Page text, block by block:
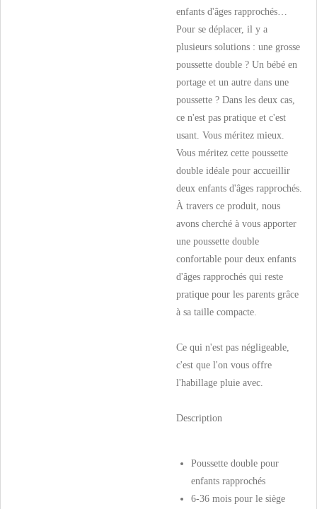
enfants d'âges rapprochés…
Pour se déplacer, il y a
plusieurs solutions : une grosse
poussette double ? Un bébé en
portage et un autre dans une
poussette ? Dans les deux cas,
ce n'est pas pratique et c'est
usant. Vous méritez mieux.
Vous méritez cette poussette
double idéale pour accueillir
deux enfants d'âges rapprochés.
À travers ce produit, nous
avons cherché à vous apporter
une poussette double
confortable pour deux enfants
d'âges rapprochés qui reste
pratique pour les parents grâce
à sa taille compacte.
Ce qui n'est pas négligeable,
c'est que l'on vous offre
l'habillage pluie avec.
Description
Poussette double pour
enfants rapprochés
6-36 mois pour le siège